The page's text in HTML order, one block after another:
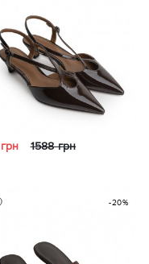
1588 грн
-20%